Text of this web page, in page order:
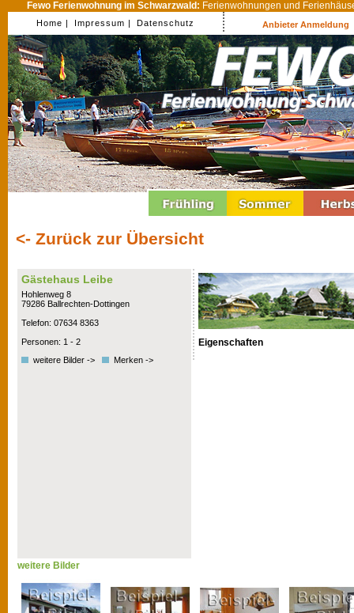
Fewo Ferienwohnung im Schwarzwald: Ferienwohnungen und
Home | Impressum | Datenschutz Anbieter Anmeldung
<- Zurück zur Übersicht
Gästehaus Leibe
Hohlenweg 8
79286 Ballrechten-Dottingen
Telefon: 07634 8363
Personen: 1 - 2
weitere Bilder ->
Merken ->
Eigenschaften
weitere Bilder